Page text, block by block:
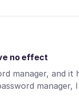
no effect
manager, and